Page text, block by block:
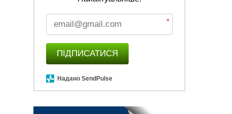
*
ПІДПИСАТИСЯ
Надано SendPulse